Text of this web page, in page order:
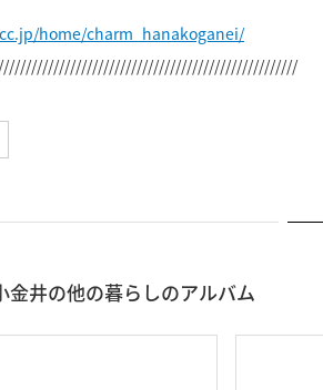
home/charm_hanakoganei/
金井の他の暮らしのアルバム